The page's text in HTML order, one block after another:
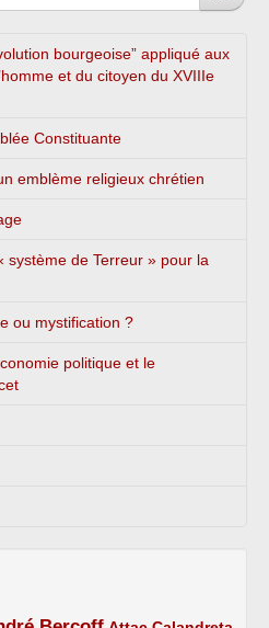
bourgeoise” appliqué aux
et du citoyen du XVIIIe
Constituante
emblème religieux chrétien
système de Terreur » pour la
ou mystification ?
politique et le